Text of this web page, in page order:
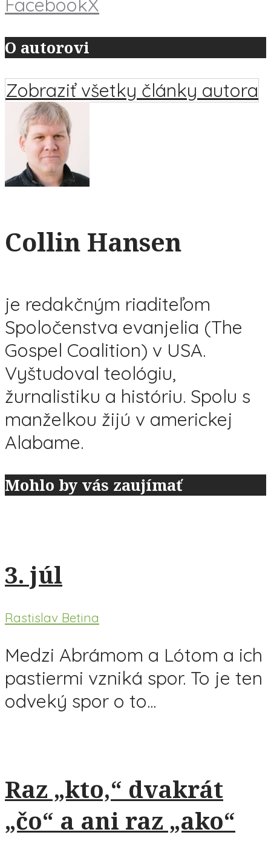
FacebookX
O autorovi
Zobraziť všetky články autora
Collin Hansen
je redakčným riaditeľom
Spoločenstva evanjelia (The
Gospel Coalition) v USA.
Vyštudoval teológiu,
žurnalistiku a históriu. Spolu s
manželkou žijú v americkej
Alabame.
Mohlo by vás zaujímať
3. júl
Rastislav Betina
Medzi Abrámom a Lótom a ich
pastiermi vzniká spor. To je ten
odveký spor o to...
Raz „kto,“ dvakrát
„čo“ a ani raz „ako“